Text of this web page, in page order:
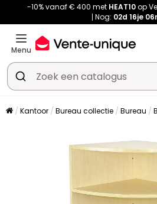
-10% vanaf € 400 met HEAT10op
Nog: 02d 16je
Menu
Kantoor Bureau collectie Bureau